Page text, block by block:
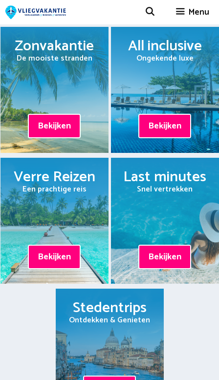
Spring
naar
Menu
Zonvakantie
De mooiste stranden
Bekijken
All inclusive
Ongekende luxe
Bekijken
Verre Reizen
Een prachtige reis
Bekijken
Last minutes
Snel vertrekken
Bekijken
Stedentrips
Ontdekken & Genieten